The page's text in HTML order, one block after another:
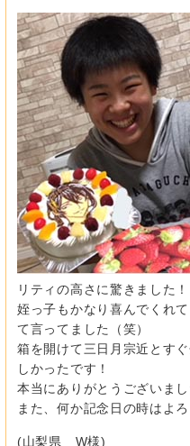
リティの高さに驚きました！
姪っ子もかなり喜んでくれ
て言ってました（笑）
箱を開けて三日月宗近とす
しかったです！
本当にありがとうございまし
また、何か記念日の時はよ
(山梨県 W様)